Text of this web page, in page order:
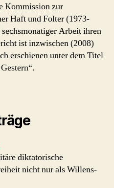
Kommission zur
Haft und Folter (1973-
Arbeit ihren
ist inzwischen (2008)
erschienen unter dem Titel
diktatorische
nicht nur als Willens-